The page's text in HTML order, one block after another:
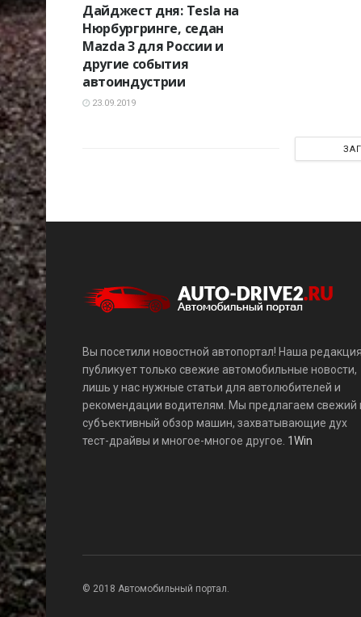
Дайджест дня: Tesla на
Нюрбургринге, седан
Mazda 3 для России и
другие события
автоиндустрии
23.09.2019
Вы посетили новостной автопортал! Наша редакция
публикует только свежие автомобильные новости,
лишь у нас нужные статьи для автолюбителей и
рекомендации водителям. Мы предлагаем свежий
субъективный обзор машин, захватывающие дух
тест-драйвы и многое-многое другое. 1Win
© 2018 Автомобильный портал.